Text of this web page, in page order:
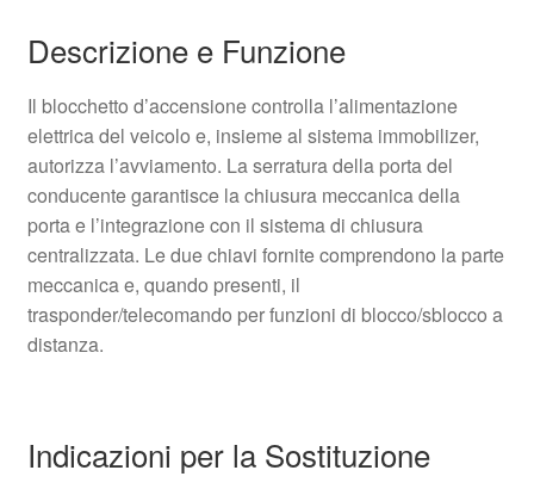
Descrizione e Funzione
Il blocchetto d’accensione controlla l’alimentazione
elettrica del veicolo e, insieme al sistema immobilizer,
autorizza l’avviamento. La serratura della porta del
conducente garantisce la chiusura meccanica della
porta e l’integrazione con il sistema di chiusura
centralizzata. Le due chiavi fornite comprendono la parte
meccanica e, quando presenti, il
trasponder/telecomando per funzioni di blocco/sblocco a
distanza.
Indicazioni per la Sostituzione